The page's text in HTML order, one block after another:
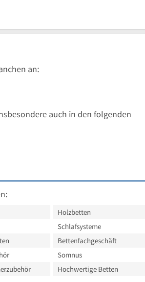
an:
auch in den folgenden
Holzbetten
Schlafsysteme
Bettenfachgeschäft
Somnus
Hochwertige Betten